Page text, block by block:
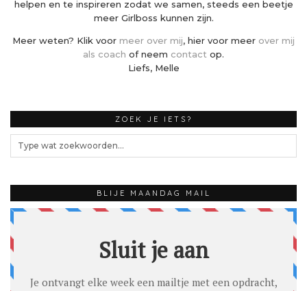
helpen en te inspireren zodat we samen, steeds een beetje
meer Girlboss kunnen zijn.
Meer weten? Klik voor meer over mij, hier voor meer over mij
als coach of neem contact op.
Liefs, Melle
ZOEK JE IETS?
BLIJE MAANDAG MAIL